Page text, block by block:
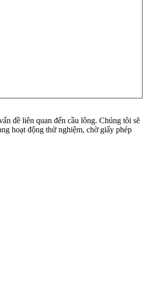
đề liên quan đến cầu lông. Chúng tôi sẽ
hoạt động thử nghiệm, chờ giấy phép